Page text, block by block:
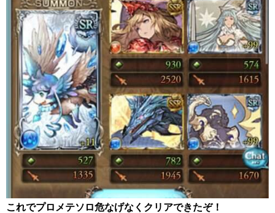
これでプロメテソロ危なげなくクリアできたぞ！